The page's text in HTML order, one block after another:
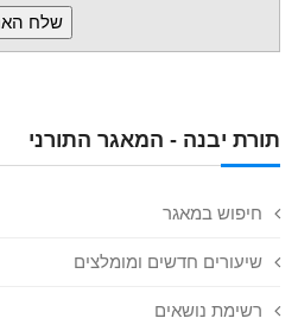
תורת יבנה - המאגר התורני
חיפוש במאגר
שיעורים חדשים ומומלצים
רשימת נושאים